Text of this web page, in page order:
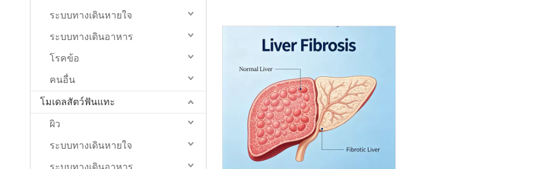
ระบบทางเดินหายใจ
ระบบทางเดินอาหาร
โรคข้อ
คนอื่น
โมเดลสัตว์ฟันแทะ
ผิว
ระบบทางเดินหายใจ